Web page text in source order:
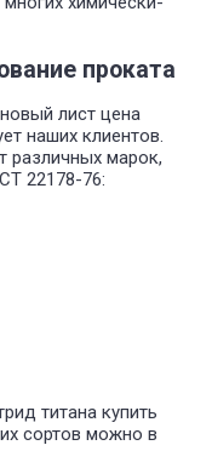
проката
лист цена
наших клиентов.
различных марок,
22178-76:
титана купить
сортов можно в